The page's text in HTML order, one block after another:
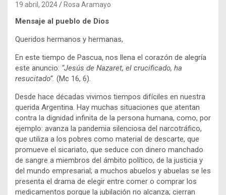
19 abril, 2024 Rosa Aramayo
Mensaje al pueblo de Dios
Queridos hermanos y hermanas,
En este tiempo de Pascua, nos llena el corazón de alegría
este anuncio: “Jesús de Nazaret, el crucificado, ha
resucitado”. (Mc 16, 6).
Desde hace décadas vivimos tiempos difíciles en nuestra
querida Argentina. Hay muchas situaciones que atentan
contra la dignidad infinita de la persona humana, como, por
ejemplo: avanza la pandemia silenciosa del narcotráfico,
que utiliza a los pobres como material de descarte, que
promueve el sicariato, que seduce con dinero manchado
de sangre a miembros del ámbito político, de la justicia y
del mundo empresarial; a muchos abuelos y abuelas se les
presenta el drama de elegir entre comer o comprar los
medicamentos porque la jubilación no alcanza; cierran